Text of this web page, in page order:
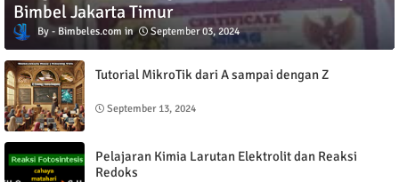
Bimbel Jakarta Timur
Bimbeles.com September 03, 2024
Tutorial MikroTik dari A sampai dengan Z
September 13, 2024
Pelajaran Kimia Larutan Elektrolit dan Reaksi
Redoks